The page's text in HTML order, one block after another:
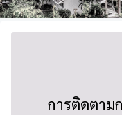
การติดตาม
วิทยาศา
วิทยาศ
การติดตามการจัด
พิพิธภัณฑ์วิ
เผยแพร่วันที่ :